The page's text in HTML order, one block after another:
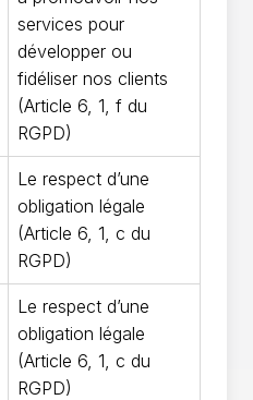
services pour
développer ou
fidéliser nos clients
(Article 6, 1, f du
RGPD)
Le respect d’une
obligation légale
(Article 6, 1, c du
RGPD)
Le respect d’une
obligation légale
(Article 6, 1, c du
RGPD)